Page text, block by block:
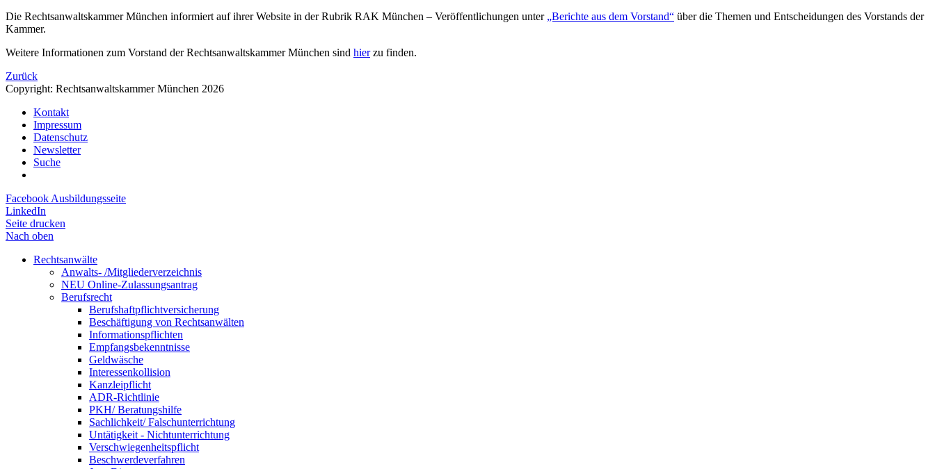
Die Rechtsanwaltskammer München informiert auf ihrer Website in der Rubrik RAK München – Veröffentlichungen unter „Berichte aus dem Vorstand“ über die Themen und Entscheidungen des Vorstands der
Kammer.
Weitere Informationen zum Vorstand der Rechtsanwaltskammer München sind hierzu finden.
Zurück
Copyright: Rechtsanwaltskammer München 2026
Kontakt
Impressum
Datenschutz
Newsletter
Suche
Facebook Ausbildungsseite
LinkedIn
Seite drucken
Nach oben
Rechtsanwälte
Anwalts- /Mitgliederverzeichnis
NEU Online-Zulassungsantrag
Berufsrecht
Berufshaftpflichtversicherung
Beschäftigung von Rechtsanwälten
Informationspflichten
Empfangsbekenntnisse
Geldwäsche
Interessenkollision
Kanzleipflicht
ADR-Richtlinie
PKH/ Beratungshilfe
Sachlichkeit/ Falschunterrichtung
Untätigkeit - Nichtunterrichtung
Verschwiegenheitspflicht
Beschwerdeverfahren